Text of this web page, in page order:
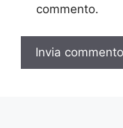
commento.